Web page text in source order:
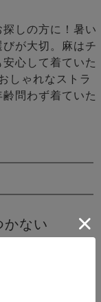
しの方に！暑い
が大切。麻はチ
心して着ていた
しゃれなストラ
問わず着ていた
かない